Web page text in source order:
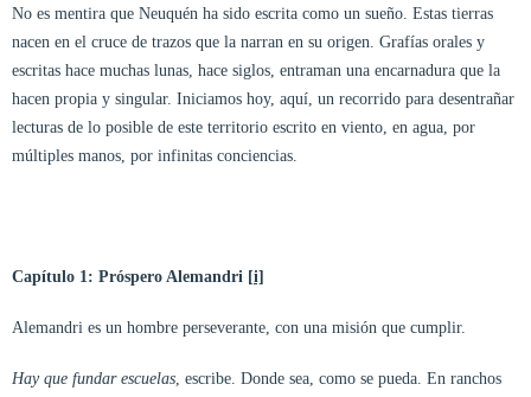
No es mentira que Neuquén ha sido escrita como un sueño. Estas tierras
nacen en el cruce de trazos que la narran en su origen. Grafías orales y
escritas hace muchas lunas, hace siglos, entraman una encarnadura que la
hacen propia y singular. Iniciamos hoy, aquí, un recorrido para desentrañar
lecturas de lo posible de este territorio escrito en viento, en agua, por
múltiples manos, por infinitas conciencias.
Capítulo 1: Próspero Alemandri [i]
Alemandri es un hombre perseverante, con una misión que cumplir.
Hay que fundar escuelas, escribe. Donde sea, como se pueda. En ranchos